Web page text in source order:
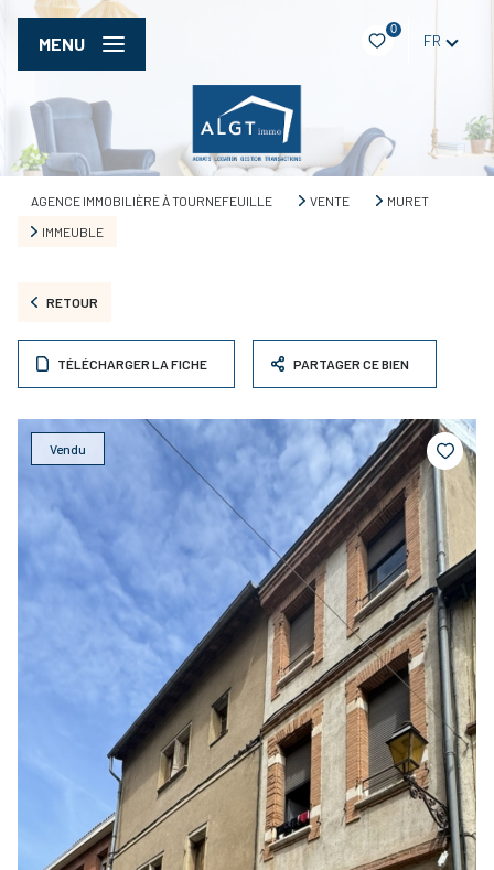
0
FR
MENU
AGENCE IMMOBILIÈRE À TOURNEFEUILLE VENTE
MURET
IMMEUBLE
RETOUR
TÉLÉCHARGER LA FICHE PARTAGER CE BIEN
Vendu